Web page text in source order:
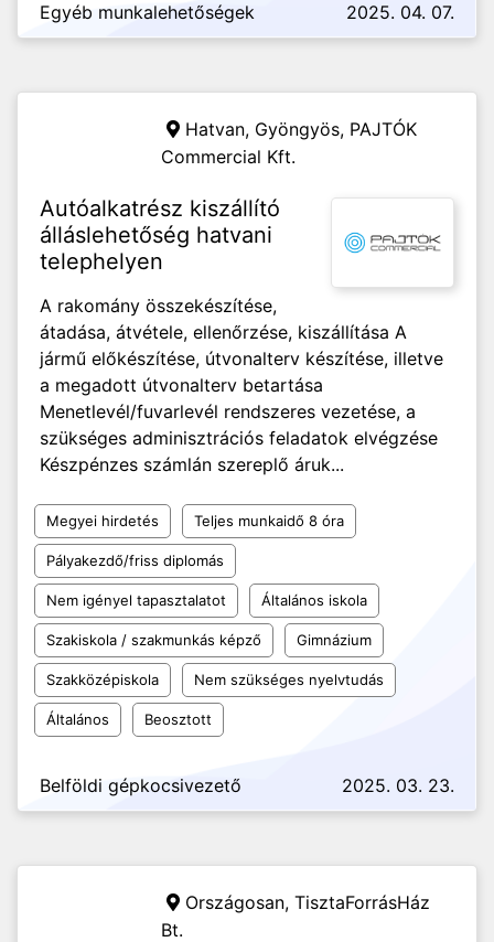
Egyéb munkalehetőségek 2025. 04. 07.
Hatvan, Gyöngyös, PAJTÓK
Commercial Kft.
Autóalkatrész kiszállító
álláslehetőség hatvani
telephelyen
A rakomány összekészítése,
átadása, átvétele, ellenőrzése, kiszállítása A
jármű előkészítése, útvonalterv készítése, illetve
a megadott útvonalterv betartása
Menetlevél/fuvarlevél rendszeres vezetése, a
szükséges adminisztrációs feladatok elvégzése
Készpénzes számlán szereplő áruk...
Megyei hirdetés Teljes munkaidő 8 óra
Pályakezdő/friss diplomás
Nem igényel tapasztalatot Általános iskola
Szakiskola / szakmunkás képző Gimnázium
Szakközépiskola Nem szükséges nyelvtudás
Általános Beosztott
Belföldi gépkocsivezető 2025. 03. 23.
Országosan, TisztaForrásHáz
Bt.